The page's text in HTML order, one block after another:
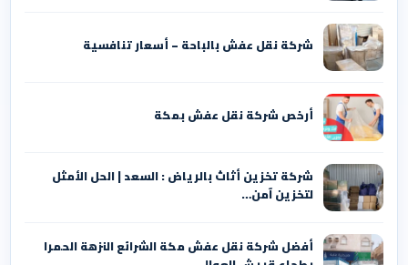
شركة نقل عفش بالباحة – أسعار تنافسية
أرخص شركة نقل عفش بمكة
شركة تخزين أثاث بالرياض : السعد | الحل الأمثل
لتخزين آمن…
أفضل شركة نقل عفش مكة الشرائع النزهة الحمرا